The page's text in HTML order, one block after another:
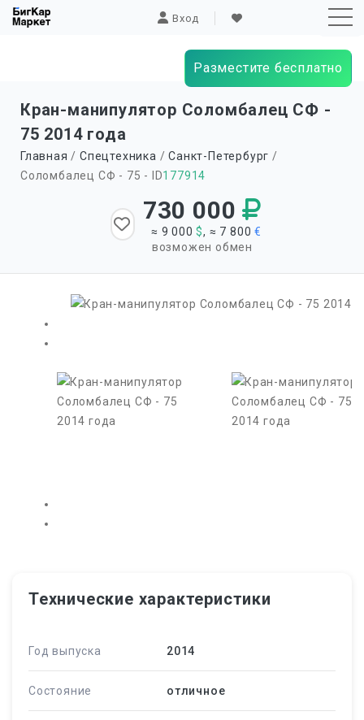
Вход
Разместите бесплатно
Кран-манипулятор Соломбалец СФ -
75 2014 года
Главная /Спецтехника /Санкт-Петербург /
Соломбалец СФ - 75 - ID177914
730 000
≈ 9 000$, ≈ 7 800€
возможен обмен
Технические характеристики
Год выпуска 2014
Состояние отличное